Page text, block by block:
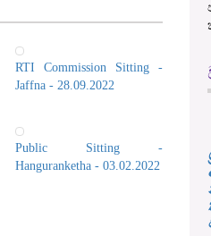
RTI Commission Sitting -
Jaffna - 28.09.2022
Public Sitting -
Hanguranketha - 03.02.2022